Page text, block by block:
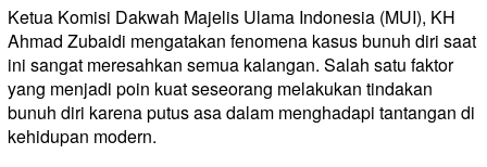
Ketua Komisi Dakwah Majelis Ulama Indonesia (MUI), KH
Ahmad Zubaidi mengatakan fenomena kasus bunuh diri saat
ini sangat meresahkan semua kalangan. Salah satu faktor
yang menjadi poin kuat seseorang melakukan tindakan
bunuh diri karena putus asa dalam menghadapi tantangan di
kehidupan modern.